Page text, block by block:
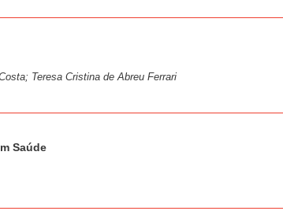
Teresa Cristina de Abreu Ferrari
Saúde